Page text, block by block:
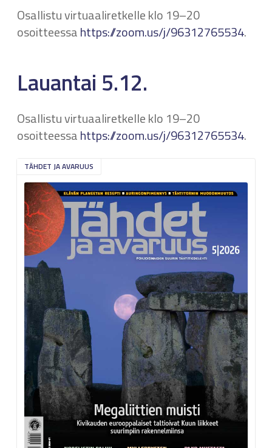
Osallistu virtuaaliretkelle klo 19–20
osoitteessahttps://zoom.us/j/96312765534.
Lauantai 5.12.
Osallistu virtuaaliretkelle klo 19–20
osoitteessahttps://zoom.us/j/96312765534.
TÄHDET JA AVARUUS